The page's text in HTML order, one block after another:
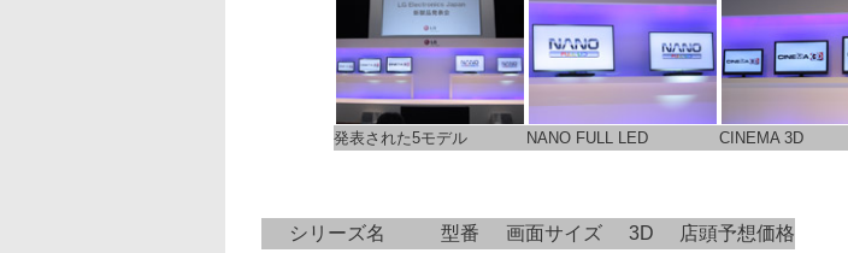
発表された5モデル NANO FULL LED CINEMA 3D
シリーズ名 型番 画面サイズ 3D 店頭予想価格